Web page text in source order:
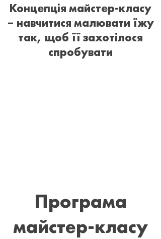
Концепція майстер-класу
– навчитися малювати їжу
так, щоб її захотілося
спробувати
Програма
майстер-класу